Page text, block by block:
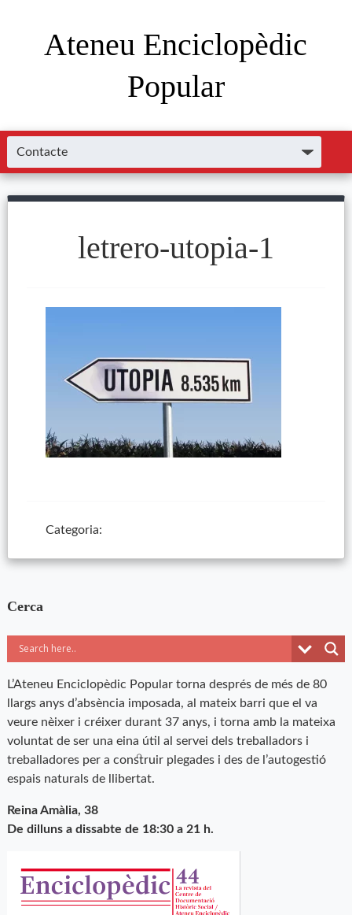
Ateneu Enciclopèdic
Popular
letrero-utopia-1
Categoria:
Cerca
L’Ateneu Enciclopèdic Popular torna després de més de 80
llargs anys d’absència imposada, al mateix barri que el va
veure nèixer i créixer durant 37 anys, i torna amb la mateixa
voluntat de ser una eina útil al servei dels treballadors i
treballadores per a construir plegades i des de l’autogestió
espais naturals de llibertat.
Reina Amàlia, 38
De dilluns a dissabte de 18:30 a 21 h.